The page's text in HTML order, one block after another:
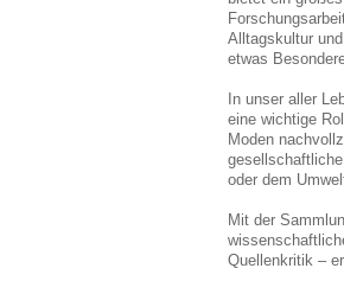
Alltagskultur
etwas
In unser aller
eine wichtige
Moden
oder dem
Mit der
Quellenkritik –